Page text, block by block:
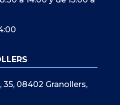
35, 08402 Granollers,